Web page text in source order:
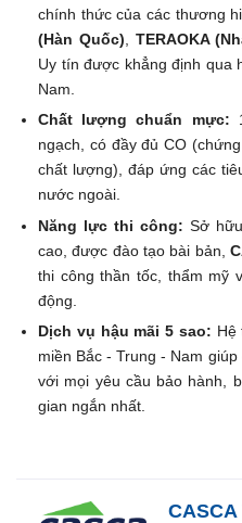
chính thức của các thương
(Hàn Quốc)
TERAOKA
Uy tín được khẳng định qua
Nam.
Chất lượng chuẩn mực:
ngạch, có đầy đủ CO
chất lượng), đáp ứng các
nước ngoài.
Năng lực thi công: Sở
cao, được đào tạo bài bản,
thi công thần tốc, thẩm mỹ
động.
Dịch vụ hậu mãi 5 sao: Hệ
miền Bắc - Trung - Nam
với mọi yêu cầu bảo hành,
gian ngắn nhất.
CASCA